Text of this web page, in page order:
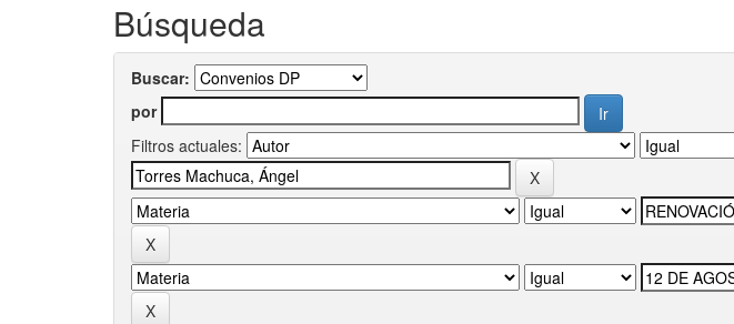
Búsqueda
Buscar:
por
Filtros actuales: